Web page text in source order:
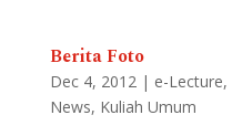
Berita Foto
Dec 4, 2012| e-Lecture,
News, Kuliah Umum